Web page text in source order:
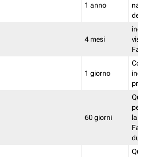
1 anno
del
4 mesi
1 giorno
60 giorni
la